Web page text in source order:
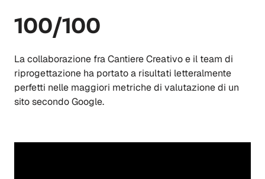
100/100
La collaborazione fra Cantiere Creativo e il team di
riprogettazione ha portato a risultati letteralmente
perfetti nelle maggiori metriche di valutazione di un
sito secondo Google.